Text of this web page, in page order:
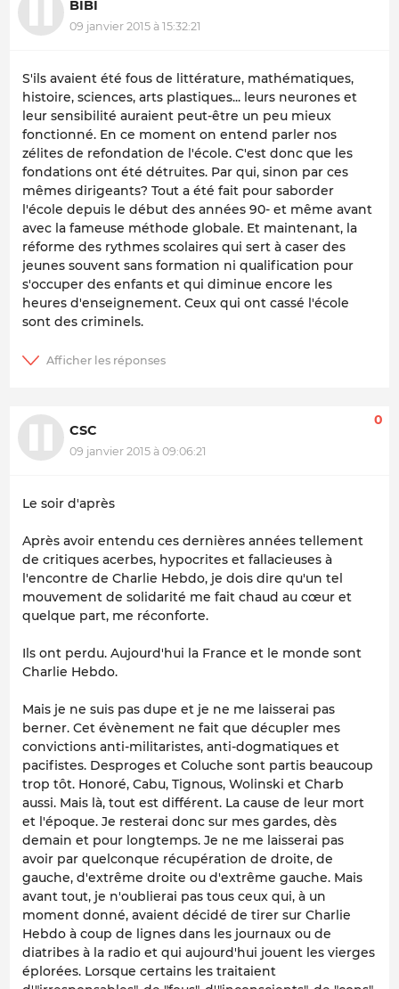
BIBI
09 janvier 2015 à 15:32:21
S'ils avaient été fous de littérature, mathématiques,
histoire, sciences, arts plastiques... leurs neurones et
leur sensibilité auraient peut-être un peu mieux
fonctionné. En ce moment on entend parler nos
zélites de refondation de l'école. C'est donc que les
fondations ont été détruites. Par qui, sinon par ces
mêmes dirigeants? Tout a été fait pour saborder
l'école depuis le début des années 90- et même avant
avec la fameuse méthode globale. Et maintenant, la
réforme des rythmes scolaires qui sert à caser des
jeunes souvent sans formation ni qualification pour
s'occuper des enfants et qui diminue encore les
heures d'enseignement. Ceux qui ont cassé l'école
sont des criminels.
CSC
09 janvier 2015 à 09:06:21
0
Le soir d'après
Après avoir entendu ces dernières années tellement
de critiques acerbes, hypocrites et fallacieuses à
l'encontre de Charlie Hebdo, je dois dire qu'un tel
mouvement de solidarité me fait chaud au cœur et
quelque part, me réconforte.
Ils ont perdu. Aujourd'hui la France et le monde sont
Charlie Hebdo.
Mais je ne suis pas dupe et je ne me laisserai pas
berner. Cet évènement ne fait que décupler mes
convictions anti-militaristes, anti-dogmatiques et
pacifistes. Desproges et Coluche sont partis beaucoup
trop tôt. Honoré, Cabu, Tignous, Wolinski et Charb
aussi. Mais là, tout est différent. La cause de leur mort
et l'époque. Je resterai donc sur mes gardes, dès
demain et pour longtemps. Je ne me laisserai pas
avoir par quelconque récupération de droite, de
gauche, d'extrême droite ou d'extrême gauche. Mais
avant tout, je n'oublierai pas tous ceux qui, à un
moment donné, avaient décidé de tirer sur Charlie
Hebdo à coup de lignes dans les journaux ou de
diatribes à la radio et qui aujourd'hui jouent les vierges
éplorées. Lorsque certains les traitaient